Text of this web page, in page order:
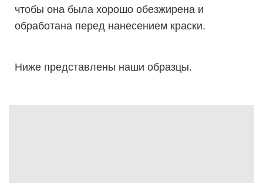
чтобы она была хорошо обезжирена и
обработана перед нанесением краски.
Ниже представлены наши образцы.